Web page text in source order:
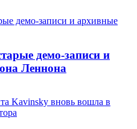
демо-записи и
Леннона